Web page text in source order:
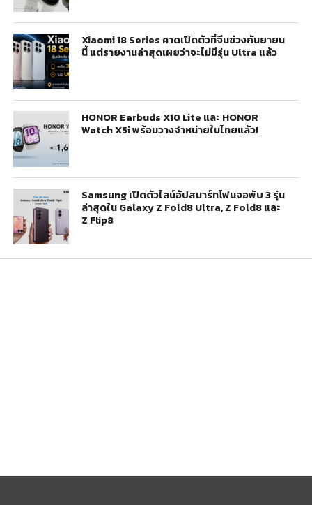
Xiaomi 18 Series คาดเปิดตัวที่จีนช่วงกันยายน
นี้ แต่รายงานล่าสุดเผยว่าจะไม่มีรุ่น Ultra แล้ว
HONOR Earbuds X10 Lite และ HONOR
Watch X5i พร้อมวางจำหน่ายในไทยแล้ว!
Samsung เปิดตัวไลน์อัปสมาร์ทโฟนจอพับ 3 รุ่น
ล่าสุดใน Galaxy Z Fold8 Ultra, Z Fold8 และ
Z Flip8